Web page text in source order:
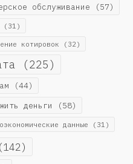
обслуживание (57)
(31)
котировок (32)
(225)
(44)
деньги (58)
данные (31)